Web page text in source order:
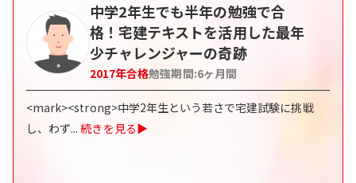
中学2年生でも半年の勉強で合
格！宅建テキストを活用した最年
少チャレンジャーの奇跡
2017年合格勉強期間:6ヶ月間
<mark><strong>中学2年生という若さで宅建試験に挑戦
し、わず... 続きを見る▶